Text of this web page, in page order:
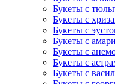
Букеты с
Букеты с
Букеты с
Букеты с
Букеты с
Букеты с
Букеты с